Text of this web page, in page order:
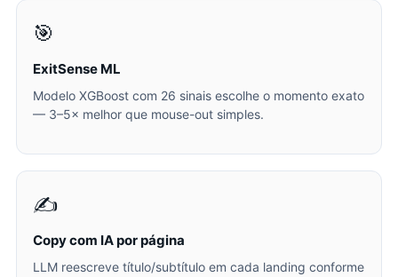
🎯
ExitSense ML
Modelo XGBoost com 26 sinais escolhe o momento exato
— 3–5× melhor que mouse-out simples.
✍️
Copy com IA por página
LLM reescreve título/subtítulo em cada landing conforme